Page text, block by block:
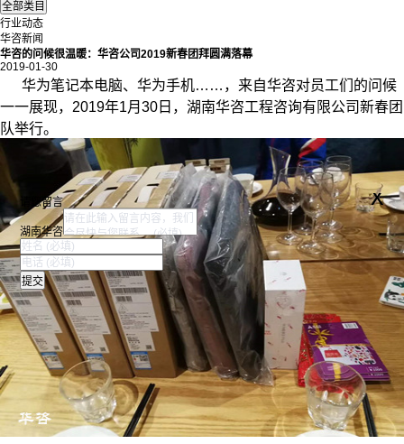
行业动态
华咨新闻
华咨的问候很温暖：华咨公司2019新春团拜圆满落幕
2019-01-30
华为笔记本电脑、华为手机……，来自华咨对员工们的问候
一一展现，2019年1月30日，湖南华咨工程咨询有限公司新春团
队举行。
请您留言 x
湖南华咨